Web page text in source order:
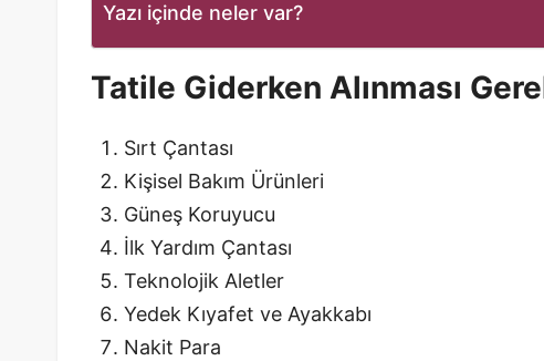
Yazı içinde neler var?
Tatile Giderken Alınması
Sırt Çantası
Kişisel Bakım Ürünleri
Güneş Koruyucu
İlk Yardım Çantası
Teknolojik Aletler
Yedek Kıyafet ve Ayakkabı
Nakit Para